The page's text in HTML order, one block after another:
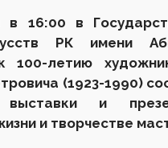
в 16:00 в
РК имени
100-летию
а (1923-1990)
и
и творчестве